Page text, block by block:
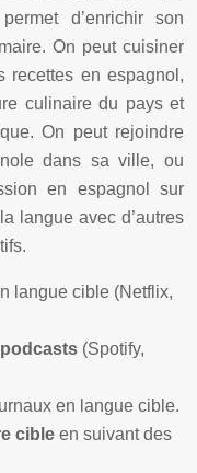
d’enrichir son
On peut cuisiner
recettes en espagnol,
culinaire du pays et
On peut rejoindre
dans sa ville, ou
en espagnol sur
langue avec d’autres
langue cible (Netflix,
(Spotify,
en langue cible.
cible en suivant des